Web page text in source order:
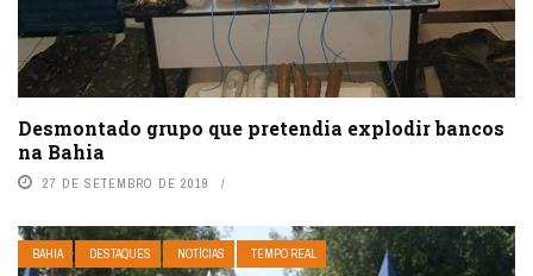
Desmontado grupo que pretendia explodir bancos
na Bahia
27 DE SETEMBRO DE 2019
BAHIA DESTAQUES NOTÍCIAS TEMPO REAL